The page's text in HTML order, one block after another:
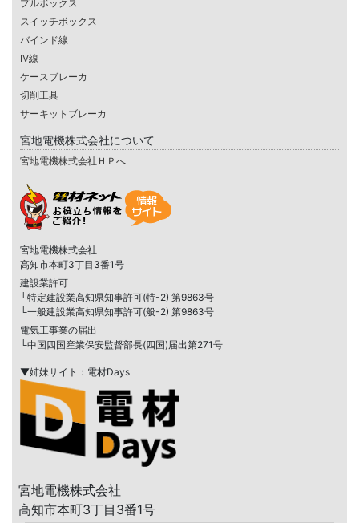
プルボックス
スイッチボックス
バインド線
IV線
ケースブレーカ
切削工具
サーキットブレーカ
宮地電機株式会社について
宮地電機株式会社ＨＰへ
宮地電機株式会社
高知市本町3丁目3番1号
建設業許可
└特定建設業高知県知事許可(特-2) 第9863号
└一般建設業高知県知事許可(般-2) 第9863号
電気工事業の届出
└中国四国産業保安監督部長(四国)届出第271号
▼姉妹サイト：電材Days
宮地電機株式会社
高知市本町3丁目3番1号